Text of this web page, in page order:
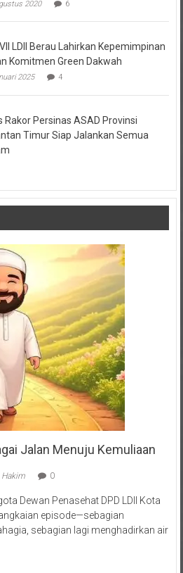
Komitmen Green Dakwah
2025 4
Timur Siap Jalankan Semua
Jalan Menuju Kemuliaan
episode—sebagian
sebagian lagi menghadirkan air